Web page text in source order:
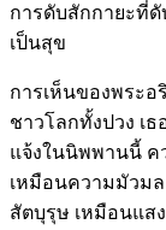
การดับสักกายะที่ดั
เป็นสุข
การเห็นของพระอ
ชาวโลกทั้งปวง เ
แจ้งในนิพพานนี้
เหมือนความมัวม
สัตบุรุษ เหมือนแส